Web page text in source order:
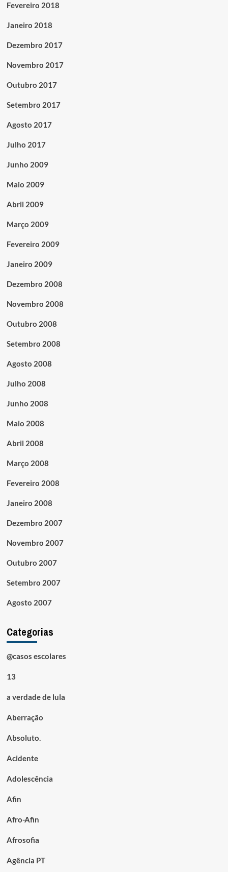
Fevereiro 2018
Janeiro 2018
Dezembro 2017
Novembro 2017
Outubro 2017
Setembro 2017
Agosto 2017
Julho 2017
Junho 2009
Maio 2009
Abril 2009
Março 2009
Fevereiro 2009
Janeiro 2009
Dezembro 2008
Novembro 2008
Outubro 2008
Setembro 2008
Agosto 2008
Julho 2008
Junho 2008
Maio 2008
Abril 2008
Março 2008
Fevereiro 2008
Janeiro 2008
Dezembro 2007
Novembro 2007
Outubro 2007
Setembro 2007
Agosto 2007
Categorias
@casos escolares
13
a verdade de lula
Aberração
Absoluto.
Acidente
Adolescência
Afin
Afro-Afin
Afrosofia
Agência PT